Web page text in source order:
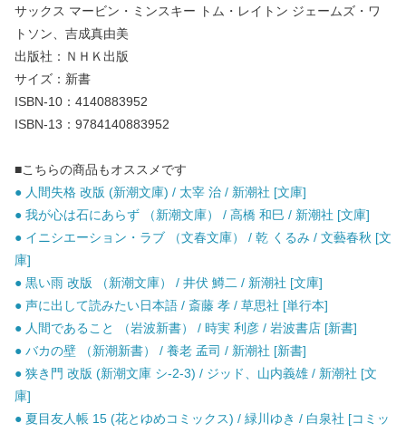
サックス マービン・ミンスキー トム・レイトン ジェームズ・ワ
トソン、吉成真由美
出版社：ＮＨＫ出版
サイズ：新書
ISBN-10：4140883952
ISBN-13：9784140883952
■こちらの商品もオススメです
● 人間失格 改版 (新潮文庫) / 太宰 治 / 新潮社 [文庫]
● 我が心は石にあらず （新潮文庫） / 高橋 和巳 / 新潮社 [文庫]
● イニシエーション・ラブ （文春文庫） / 乾 くるみ / 文藝春秋 [文
庫]
● 黒い雨 改版 （新潮文庫） / 井伏 鱒二 / 新潮社 [文庫]
● 声に出して読みたい日本語 / 斎藤 孝 / 草思社 [単行本]
● 人間であること （岩波新書） / 時実 利彦 / 岩波書店 [新書]
● バカの壁 （新潮新書） / 養老 孟司 / 新潮社 [新書]
● 狭き門 改版 (新潮文庫 シ-2-3) / ジッド、山内義雄 / 新潮社 [文
庫]
● 夏目友人帳 15 (花とゆめコミックス) / 緑川ゆき / 白泉社 [コミッ